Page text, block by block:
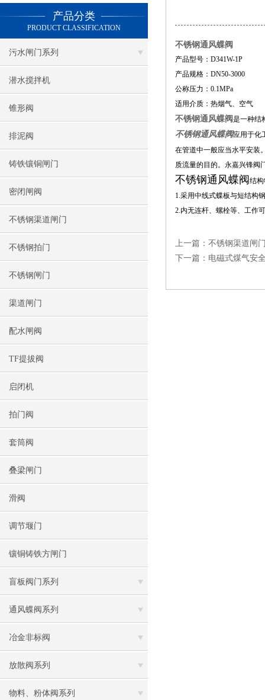
产品分类
PRODUCT CLASSIFICATION
污水闸门系列
潜水搅拌机
锥形阀
排泥阀
铸铁镶铜闸门
密闭闸阀
不锈钢渠道闸门
不锈钢拍门
不锈钢闸门
渠道闸门
配水闸阀
TF提拔阀
启闭机
拍门阀
套筒阀
叠梁闸门
滑阀
调节堰门
镶铜铸铁方闸门
盲板阀门系列
通风蝶阀系列
冶金非标阀
放散阀系列
物料、粉体阀系列
不锈钢通风蝶阀
产品型号：D341W-1P
产品规格：DN50-3000
公称压力：0.1MPa
适用介质：热烟气、空气
不锈钢通风蝶阀是一种结
不锈钢通风蝶阀应用于化
在管道中一般应当水平安装
质流量的目的。永嘉兴锋阀
不锈钢通风蝶阀 结
1.采用中线式蝶板与短结构
2.内无连杆、螺栓等、工作
上一篇： 不锈钢渠道闸
下一篇： 电磁式煤气安